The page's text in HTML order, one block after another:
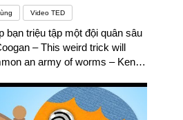
Video TED
bạn triệu tập một đội quân sâu
– This weird trick will
an army of worms – Kenny